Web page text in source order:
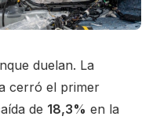
duelan. La
cerró el primer
de 18,3% en la